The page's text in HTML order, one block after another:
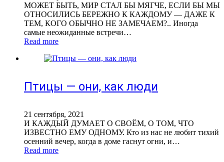
МОЖЕТ БЫТЬ, МИР СТАЛ БЫ МЯГЧЕ, ЕСЛИ БЫ МЫ
ОТНОСИЛИСЬ БЕРЕЖНО К КАЖДОМУ — ДАЖЕ К
ТЕМ, КОГО ОБЫЧНО НЕ ЗАМЕЧАЕМ?.. Иногда
самые неожиданные встречи…
Read more
Птицы — они, как люди
21 сентября, 2021
И КАЖДЫЙ ДУМАЕТ О СВОЁМ, О ТОМ, ЧТО
ИЗВЕСТНО ЕМУ ОДНОМУ. Кто из нас не любит тихий
осенний вечер, когда в доме гаснут огни, и…
Read more